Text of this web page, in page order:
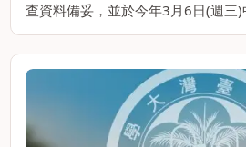
查資料備妥，並於今年3月6日(週三
辦公室，逾時歉難收件。 課程時間